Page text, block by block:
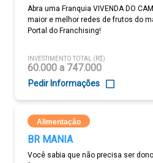
Abra uma Franquia VIVENDA DO
maior e melhor redes de frutos do
Portal do Franchising!
INVESTIMENTO TOTAL (R$)
60.000 a 747.000
Pedir Informações
Alimentação
BR MANIA
Você sabia que não precisa ser